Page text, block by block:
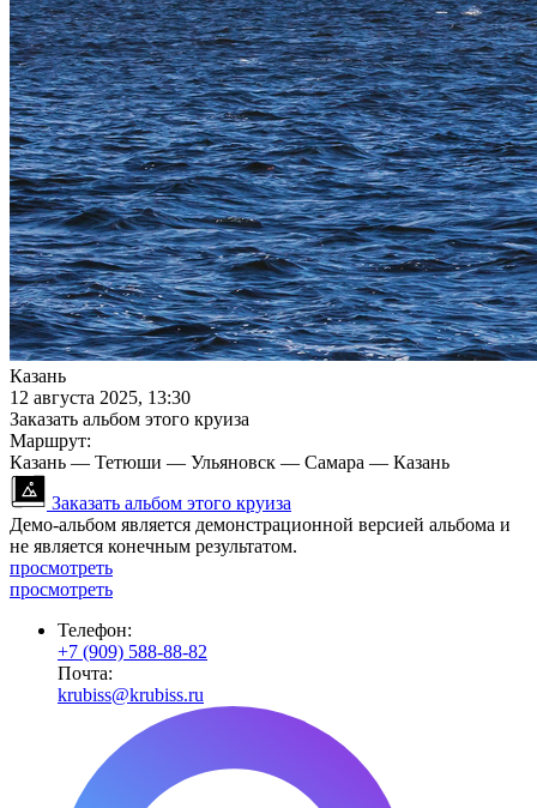
Казань
12 августа 2025, 13:30
Заказать альбом этого круиза
Маршрут:
Казань — Тетюши — Ульяновск — Самара — Казань
Заказать альбом этого круиза
Демо-альбом является демонстрационной версией альбома и
не является конечным результатом.
просмотреть
просмотреть
Телефон:
+7 (909) 588-88-82
Почта:
krubiss@krubiss.ru